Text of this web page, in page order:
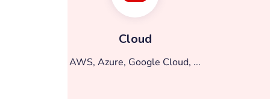
Cloud
AWS, Azure, Google Cloud, ...